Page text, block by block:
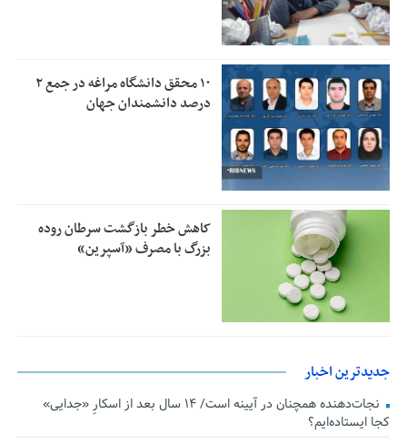
۱۰ محقق دانشگاه مراغه در جمع ۲
درصد دانشمندان جهان
کاهش خطر بازگشت سرطان روده
بزرگ با مصرف «آسپرین»
جدیدترین اخبار
نجات‌دهنده‌ همچنان در آیینه است/ ۱۴ سال بعد از اسکارِ «جدایی»
کجا ایستاده‌ایم؟